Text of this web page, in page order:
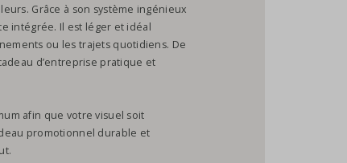
Grâce à son système ingénieux
intégrée. Il est léger et idéal
ou les trajets quotidiens. De
d’entreprise pratique et
afin que votre visuel soit
promotionnel durable et